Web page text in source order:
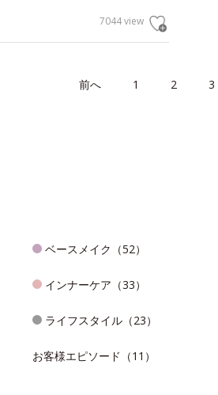
7044 view
前へ 1 2 3
ベースメイク（52）
インナーケア（33）
ライフスタイル（23）
お客様エピソード（11）